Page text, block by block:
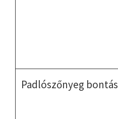
Padlószőnyeg bontás